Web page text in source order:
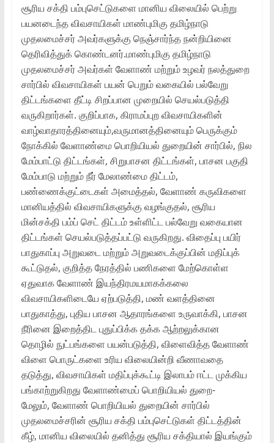
சூரிய சக்தி பம்புசெட்டுகளை மானிய விலையில் பெற்று
பயனடைந்த விவசாயிகள் மாண்புமிகு தமிழ்நாடு
முதலமைச்சர் அவர்களுக்கு நெஞ்சார்ந்த நன்றியினை
தெரிவித்துக் கொண்டனர்.மாண்புமிகு தமிழ்நாடு
முதலமைச்சர் அவர்கள் வேளாண் மற்றும் உழவர் நலத்துறை
சார்பில் விவசாயிகள் பயன் பெறும் வகையில் பல்வேறு
திட்டங்களை தீட்டி சிறப்பான முறையில் செயல்படுத்தி
வருகிறார்கள். குறிப்பாக, கிராமப்புற விவசாயிகளின்
வாழ்வாதாரத்தினையும்,வருமானத்தினையும் பெருக்கும்
நோக்கில் வேளாண்மை பொறியியல் துறையின் சார்பில், நில
மேம்பாட்டு திட்டங்கள், சிறுபாசன திட்டங்கள், பாசன பகுதி
மேம்பாடு மற்றும் நீர் மேலாண்மை திட்டம்,
பண்ணைக்குட்டைகள் அமைத்தல், வேளாண் கருவிகளை
மானியத்தில் விவசாயிகளுக்கு வழங்குதல், சூரிய
மின்சக்தி பம்ப் செட் திட்டம் உள்ளிட்ட பல்வேறு வகையான
திட்டங்கள் செயல்படுத்தப்பட்டு வருகிறது. விதைப்பு பயிர்
பாதுகாப்பு அறுவடை மற்றும் அறுவடைக்குப்பின் மதிப்புக்
கூட்டுதல், குறித்த நேரத்தில் பணிகளை மேற்கொள்ள
ஏதுவாக வேளாண் இயந்திரமயமாகக்கலை
விவசாயிகளிடையே ஏற்படுத்தி, மண் வளத்தினை
பாதுகாத்து, புதிய பாசன ஆதாரங்களை உருவாக்கி, பாசன
நீரினை இறைத்திட புதுப்பிக்க தக்க ஆற்றலுக்கான
தொழில் நுட்பங்களை பயன்படுத்தி, விளைவித்த வேளாண்
விளை பொருட்களை உரிய விலையின்றி வீணாவதை
தடுத்து, விவசாயிகள் மதிப்புக்கூட்டி இலாபம் ஈட்ட முக்கிய
பங்காற்றுகிறது வேளாண்மைப் பொறியியல் துறை-
மேலும், வேளாண் பொறியியல் துறையின் சார்பில்
முதலமைச்சரின் சூரிய சக்தி பம்புசெட்டுகள் திட்டத்தின்
கீழ், மானிய விலையில் தனித்து சூரிய சக்தியால் இயங்கும்